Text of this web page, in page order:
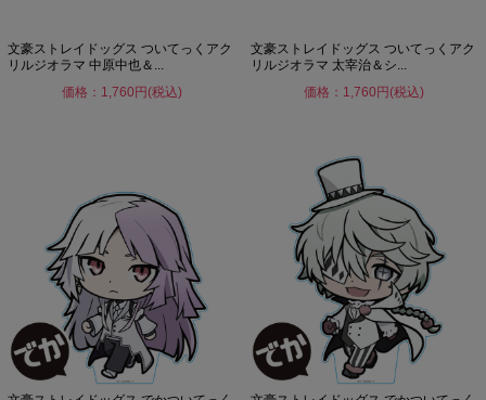
文豪ストレイドッグス ついてっくアク
リルジオラマ 中原中也＆...
価格：1,760円(税込)
文豪ストレイドッグス ついてっくアク
リルジオラマ 太宰治＆シ...
価格：1,760円(税込)